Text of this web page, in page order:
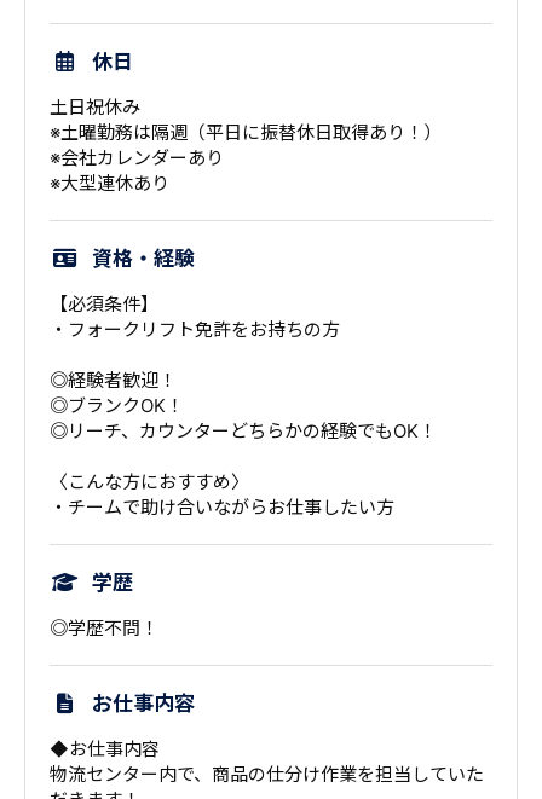
休日
土日祝休み
※土曜勤務は隔週（平日に振替休日取得あり！）
※会社カレンダーあり
※大型連休あり
資格・経験
【必須条件】
・フォークリフト免許をお持ちの方
◎経験者歓迎！
◎ブランクOK！
◎リーチ、カウンターどちらかの経験でもOK！
〈こんな方におすすめ〉
・チームで助け合いながらお仕事したい方
学歴
◎学歴不問！
お仕事内容
◆お仕事内容
物流センター内で、商品の仕分け作業を担当していた